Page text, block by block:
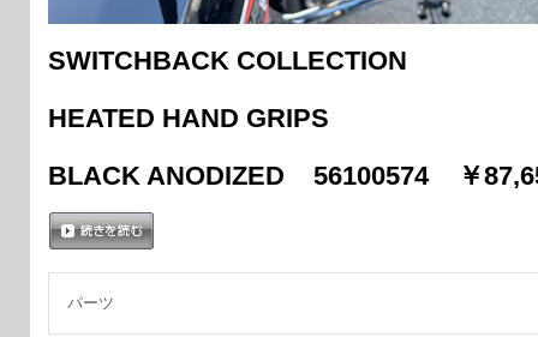
SWITCHBACK COLLECTION
HEATED HAND GRIPS
BLACK ANODIZED 56100574 ￥
パーツ